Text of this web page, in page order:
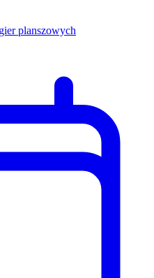
planszowych